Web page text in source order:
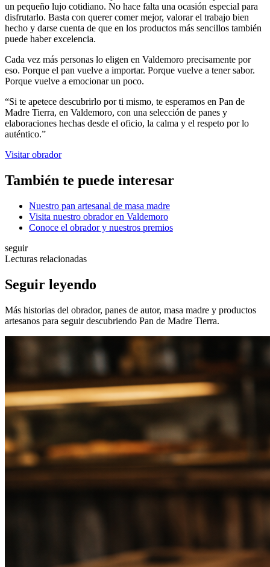
un pequeño lujo cotidiano. No hace falta una ocasión especial para
disfrutarlo. Basta con querer comer mejor, valorar el trabajo bien
hecho y darse cuenta de que en los productos más sencillos también
puede haber excelencia.
Cada vez más personas lo eligen en Valdemoro precisamente por
eso. Porque el pan vuelve a importar. Porque vuelve a tener sabor.
Porque vuelve a emocionar un poco.
“Si te apetece descubrirlo por ti mismo, te esperamos en Pan de
Madre Tierra, en Valdemoro, con una selección de panes y
elaboraciones hechas desde el oficio, la calma y el respeto por lo
auténtico.”
Visitar obrador
También te puede interesar
Nuestro pan artesanal de masa madre
Visita nuestro obrador en Valdemoro
Conoce el obrador y nuestros premios
seguir
Lecturas relacionadas
Seguir leyendo
Más historias del obrador, panes de autor, masa madre y productos
artesanos para seguir descubriendo Pan de Madre Tierra.